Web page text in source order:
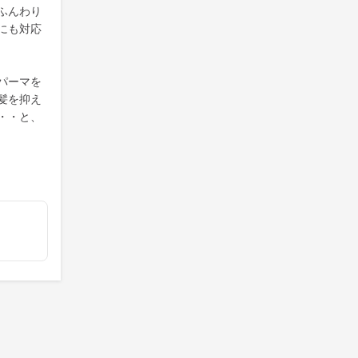
んわり
も対応
ーマを
を抑え
・と、